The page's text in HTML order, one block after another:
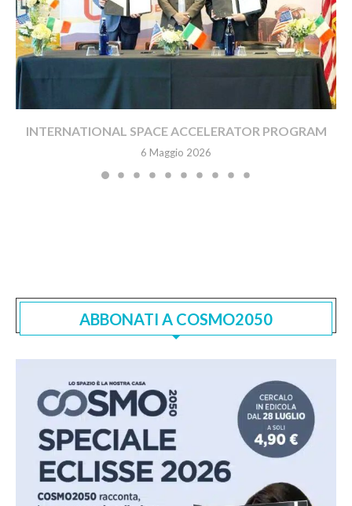
INTERNATIONAL SPACE ACCELERATOR PROGRAM
6 Maggio 2026
ABBONATI A COSMO2050